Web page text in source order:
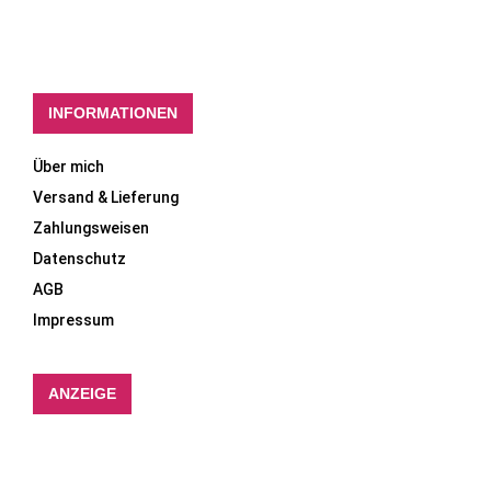
INFORMATIONEN
Über mich
Versand & Lieferung
Zahlungsweisen
Datenschutz
AGB
Impressum
ANZEIGE